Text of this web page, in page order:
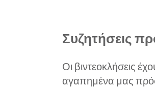
Συζητήσεις
Οι βιντεοκλήσεις
αγαπημένα μας